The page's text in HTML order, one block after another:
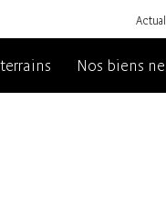
Nos biens